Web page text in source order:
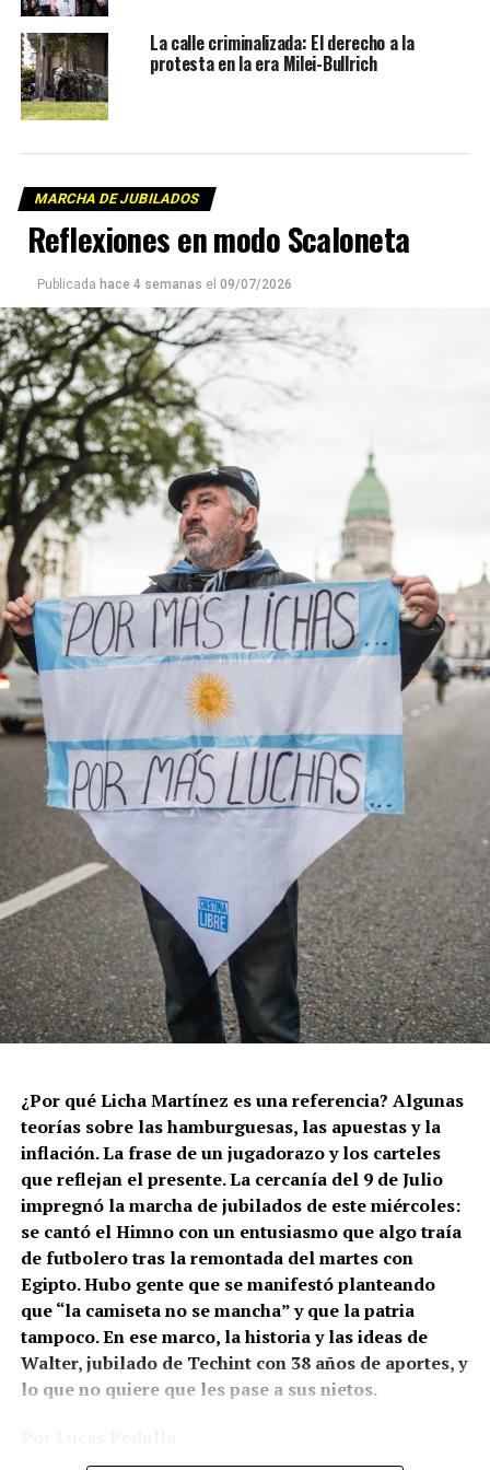
La calle criminalizada: El derecho a la
protesta en la era Milei-Bullrich
MARCHA DE JUBILADOS
Reflexiones en modo Scaloneta
Publicada hace 4 semanas el 09/07/2026
¿Por qué Licha Martínez es una referencia? Algunas
teorías sobre las hamburguesas, las apuestas y la
inflación. La frase de un jugadorazo y los carteles
que reflejan el presente. La cercanía del 9 de Julio
impregnó la marcha de jubilados de este miércoles:
se cantó el Himno con un entusiasmo que algo traía
de futbolero tras la remontada del martes con
Egipto. Hubo gente que se manifestó planteando
que “la camiseta no se mancha” y que la patria
tampoco. En ese marco, la historia y las ideas de
Walter, jubilado de Techint con 38 años de aportes, y
lo que no quiere que les pase a sus nietos.